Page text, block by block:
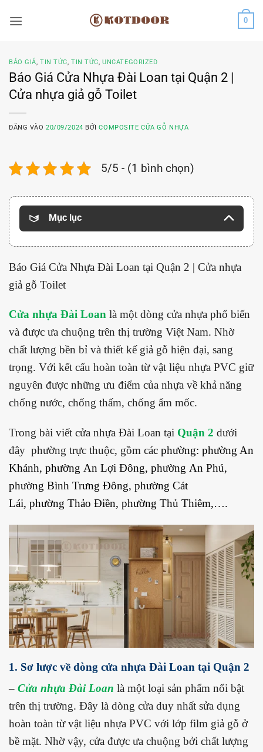
qua
0
BÁO GIÁ,TIN TỨC,TIN TỨC,UNCATEGORIZED
Báo Giá Cửa Nhựa Đài Loan tại Quận 2 |
Cửa nhựa giả gỗ Toilet
ĐĂNG VÀO20/09/2024 BỞICOMPOSITE CỬA GỖ NHỰA
5/5 - (1 bình chọn)
Mục lục
Báo Giá Cửa Nhựa Đài Loan tại Quận 2 | Cửa nhựa
giả gỗ Toilet
Cửa nhựa Đài Loan là một dòng cửa nhựa phổ biến
và được ưa chuộng trên thị trường Việt Nam. Nhờ
chất lượng bền bỉ và thiết kế giả gỗ hiện đại, sang
trọng. Với kết cấu hoàn toàn từ vật liệu nhựa PVC giữ
nguyên được những ưu điểm của nhựa về khả năng
chống nước, chống thấm, chống ẩm mốc.
Trong bài viết cửa nhựa Đài Loan tại Quận 2 dưới
đây phường trực thuộc, gồm các phường: phường An
Khánh, phường An Lợi Đông, phường An Phú,
phường Bình Trưng Đông, phường Cát
Lái, phường Thảo Điền, phường Thủ Thiêm,….
1. Sơ lược về dòng cửa nhựa Đài Loan tại Quận 2
– Cửa nhựa Đài Loan là một loại sản phẩm nổi bật
trên thị trường. Đây là dòng cửa duy nhất sửa dụng
hoàn toàn từ vật liệu nhựa PVC với lớp film giả gỗ ở
bề mặt. Nhờ vậy, cửa được ưa chuộng bởi chất lượng